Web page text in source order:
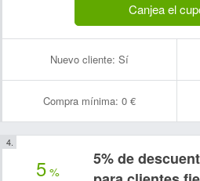
Canjea el
Nuevo cliente: Sí
Compra mínima: 0 €
5%
5% de